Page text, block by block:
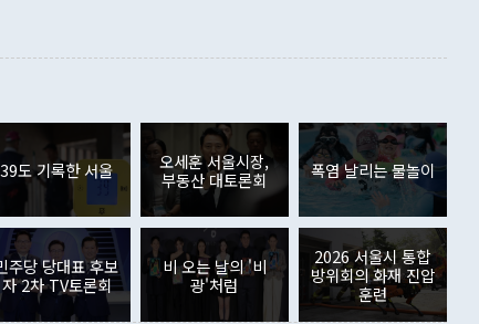
사후 브리핑에서 정 장관이 언급한 '4자 회담'에 대해 "이상
블라디보스토크에서 열리는 '동방경제포럼(EEF)'을 언급하
서 (참석을) 검토하고 있다"고 발언한 데 대해서도 조 장관
부의 몫"이라며 "아직 거기까지 진도가 나가지 않았다"고
이 이날 소개한 대북 구상과 설명은 정부 내 조율을 거치지
문제가 있다. 특히 주적 표현 대체와 국호 사용, 9·19 군
자회담 추진 등은 통일부 장관이 결정할 사안이 아니어서 월
나오고 있다. 이 대통령은 정 장관의 업무보고를 듣고 난
고에 발표했다고 승인난 건 아니다"라고 재차 확인했다. 정
은 "정 장관의 발언 내용은 대부분 국가안전보장회의(NSC)
사안이 아닌 정 장관의 개인적 생각에 가깝다"며 "안보 관
늘어난 데다 전월 분기배당에 따른 기저효과로 배당지급이
억9000만달러)을 넘어선 것이다. 직접투자에서는 내국
가 80억1000만달러, 외국인의 국내투자가 46억3000만달러
증권투자에서는 외국인의 국내 주식 매도세가 이어졌다. 외
식 투자는 차익실현 매도 등의 영향으로 316억1000만달러
(-310억5000만달러)에 이어 역대 최대 순매도 기록을 다시
인의 국내 채권투자는 세계국채지수(WGBI) 자금 유입에도
래 영향으로 증가 폭이 줄어든 52억9000만달러를 기록했
외 증권투자는 주식을 중심으로 35억6000만달러 증가했
39도 기록한 서울
오세훈 서울시장,
부동산 대토론회
폭염 날리는 물놀이
주당 당대표 후보
자 2차 TV토론회
비 오는 날의 '비
광'처럼
2026 서울시 통합
방위회의 화재 진압
훈련